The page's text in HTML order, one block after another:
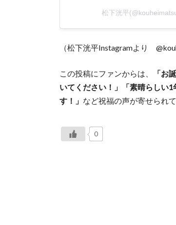
松下洸平
（松下洸平Instagramより
この投稿にファンからは、
「お
いてください！」「素晴らしい
す！」 など祝福の声が寄せられて
0